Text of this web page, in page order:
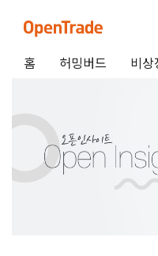
홈 허밍버드 비